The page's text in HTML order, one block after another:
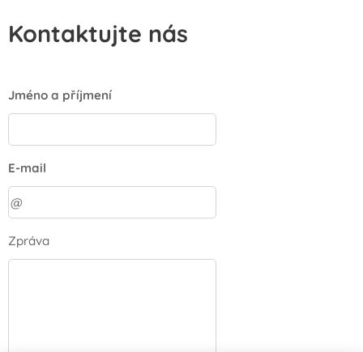
Kontaktujte nás
Jméno a příjmení
E-mail
Zpráva